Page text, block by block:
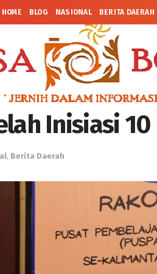
HOME BLOG NASIONAL BERITA DAERAH
Inisiasi 10
, Berita Daerah